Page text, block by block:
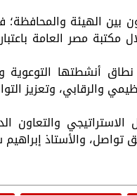
بين الهيئة
مصر العامة
أنشطتها التوعوية
والرقابي، وتعزيز
والتعاون
تواصل، والأستاذ